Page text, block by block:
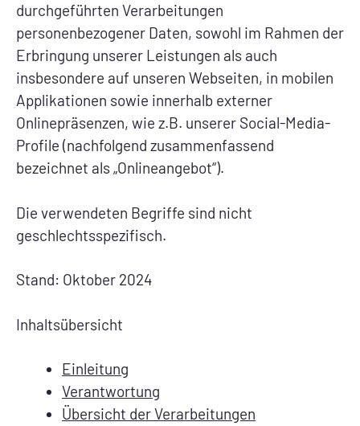
durchgeführten Verarbeitungen
personenbezogener Daten, sowohl im Rahmen der
Erbringung unserer Leistungen als auch
insbesondere auf unseren Webseiten, in mobilen
Applikationen sowie innerhalb externer
Onlinepräsenzen, wie z.B. unserer Social-Media-
Profile (nachfolgend zusammenfassend
bezeichnet als „Onlineangebot“).
Die verwendeten Begriffe sind nicht
geschlechtsspezifisch.
Stand: Oktober 2024
Inhaltsübersicht
Einleitung
Verantwortung
Übersicht der Verarbeitungen